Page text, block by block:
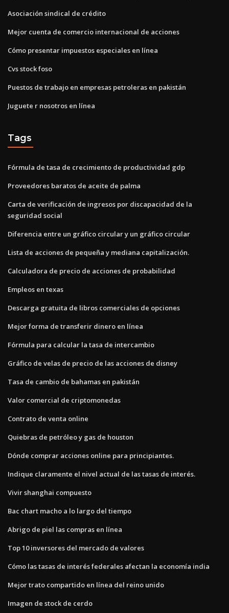
Asociación sindical de crédito
Mejor cuenta de comercio internacional de acciones
Cómo presentar impuestos especiales en línea
Cvs stock foso
Puestos de trabajo en empresas petroleras en pakistán
Juguete r nosotros en línea
Tags
Fórmula de tasa de crecimiento de productividad gdp
Proveedores baratos de aceite de palma
Carta de verificación de ingresos por discapacidad de la
seguridad social
Diferencia entre un gráfico circular y un gráfico circular
Lista de acciones de pequeña y mediana capitalización.
Calculadora de precio de acciones de probabilidad
Empleos en texas
Descarga gratuita de libros comerciales de opciones
Mejor forma de transferir dinero en línea
Fórmula para calcular la tasa de intercambio
Gráfico de velas de precio de las acciones de disney
Tasa de cambio de bahamas en pakistán
Valor comercial de criptomonedas
Contrato de venta online
Quiebras de petróleo y gas de houston
Dónde comprar acciones online para principiantes.
Indique claramente el nivel actual de las tasas de interés.
Vivir shanghai compuesto
Bac chart macho a lo largo del tiempo
Abrigo de piel las compras en línea
Top 10 inversores del mercado de valores
Cómo las tasas de interés federales afectan la economía india
Mejor trato compartido en línea del reino unido
Imagen de stock de cerdo